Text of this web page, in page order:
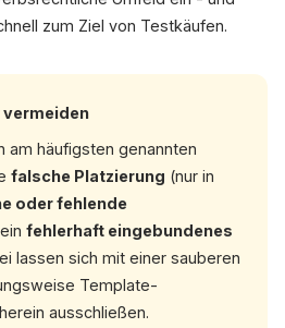
zum Ziel von Testkäufen.
vermeiden
am häufigsten genannten
falsche Platzierung (nur in
oder fehlende
fehlerhaft eingebundenes
lassen sich mit einer sauberen
Template-
ausschließen.